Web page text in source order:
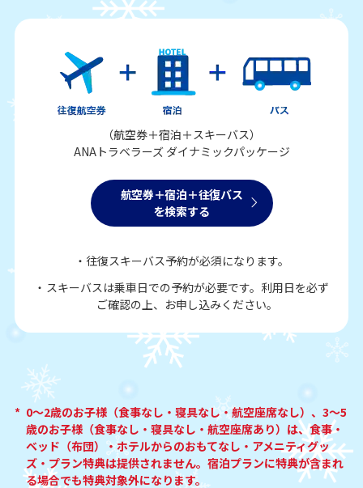
（航空券＋宿泊＋スキーバス）
ANAトラベラーズ ダイナミックパッケージ
航空券＋宿泊＋往復バス
を検索する
往復スキーバス予約が必須になります。
スキーバスは乗車日での予約が必要です。利用日を必ず
ご確認の上、お申し込みください。
* 0～2歳のお子様（食事なし・寝具なし・航空座席なし）、3～5
歳のお子様（食事なし・寝具なし・航空座席あり）は、食事・
ベッド（布団）・ホテルからのおもてなし・アメニティグッ
ズ・プラン特典は提供されません。宿泊プランに特典が含まれ
る場合でも特典対象外になります。